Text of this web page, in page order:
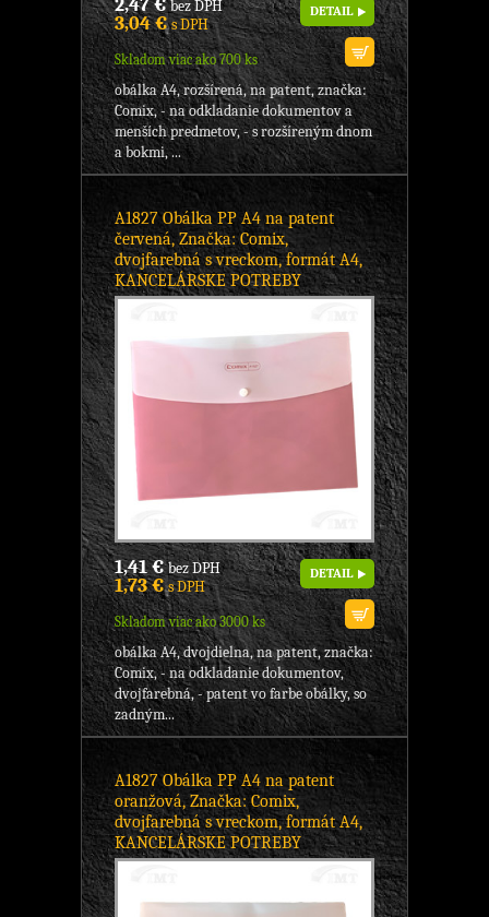
2,47 €bez DPH
3,04 €s DPH
Skladom viac ako 700 ks
DETAIL
obálka A4, rozšírená, na patent, značka:
Comix, - na odkladanie dokumentov a
menších predmetov, - s rozšíreným dnom
a bokmi, ...
A1827 Obálka PP A4 na patent
červená, Značka: Comix,
dvojfarebná s vreckom, formát A4,
KANCELÁRSKE POTREBY
1,41 €bez DPH
1,73 €s DPH
Skladom viac ako 3000 ks
DETAIL
obálka A4, dvojdielna, na patent, značka:
Comix, - na odkladanie dokumentov,
dvojfarebná, - patent vo farbe obálky, so
zadným...
A1827 Obálka PP A4 na patent
oranžová, Značka: Comix,
dvojfarebná s vreckom, formát A4,
KANCELÁRSKE POTREBY